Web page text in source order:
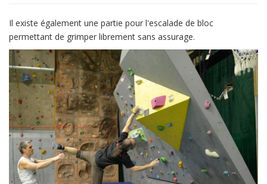
Il existe également une partie pour l'escalade de bloc
permettant de grimper librement sans assurage.